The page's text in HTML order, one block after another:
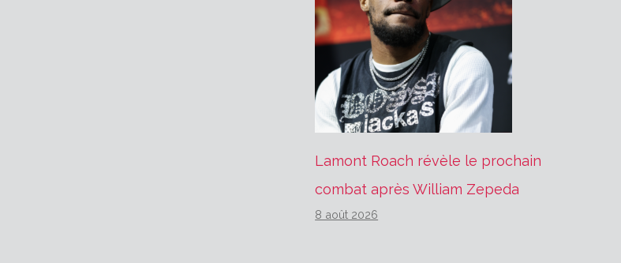
Lamont Roach révèle le prochain
combat après William Zepeda
8 août 2026